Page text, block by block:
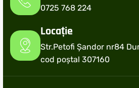
0725 768 224
Locație
Str.Petofi Șandor nr84
cod poștal 307160